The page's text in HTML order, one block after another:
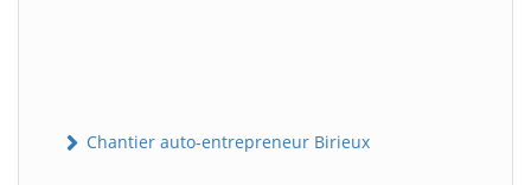
Chantier auto-entrepreneur Birieux